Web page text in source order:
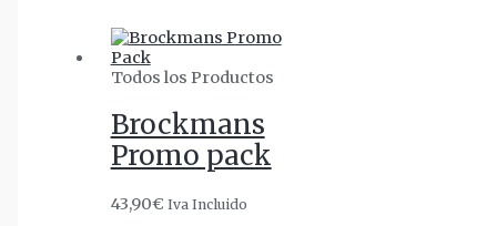
Todos los Productos
Brockmans
Promo pack
43,90€ Iva Incluido